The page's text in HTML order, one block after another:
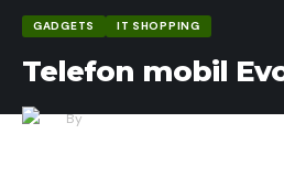
GADGETS IT SHOPPING
Telefon mobil
ByRedactia IT MANIA